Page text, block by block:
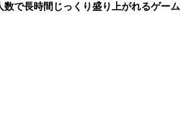
数で長時間じっくり盛り上がれるゲーム